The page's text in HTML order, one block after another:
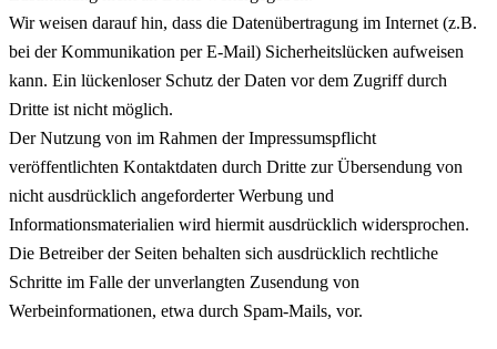
Wir weisen darauf hin, dass die Datenübertragung im Internet (z.B.
bei der Kommunikation per E-Mail) Sicherheitslücken aufweisen
kann. Ein lückenloser Schutz der Daten vor dem Zugriff durch
Dritte ist nicht möglich.
Der Nutzung von im Rahmen der Impressumspflicht
veröffentlichten Kontaktdaten durch Dritte zur Übersendung von
nicht ausdrücklich angeforderter Werbung und
Informationsmaterialien wird hiermit ausdrücklich widersprochen.
Die Betreiber der Seiten behalten sich ausdrücklich rechtliche
Schritte im Falle der unverlangten Zusendung von
Werbeinformationen, etwa durch Spam-Mails, vor.